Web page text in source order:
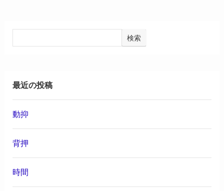
検索
最近の投稿
動抑
背押
時間